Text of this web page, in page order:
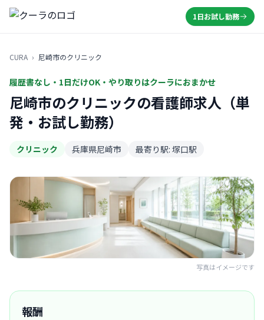
1日お試し勤務
CURA › 尼崎市のクリニック
履歴書なし・1日だけOK・やり取りはクーラにおまかせ
尼崎市のクリニックの看護師求人（単
発・お試し勤務）
クリニック 兵庫県尼崎市 最寄り駅: 塚口駅
写真はイメージです
報酬